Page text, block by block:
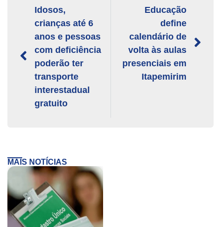
Idosos,
crianças até 6
anos e pessoas
com deficiência
poderão ter
transporte
interestadual
gratuito
Educação
define
calendário de
volta às aulas
presenciais em
Itapemirim
MAIS NOTÍCIAS